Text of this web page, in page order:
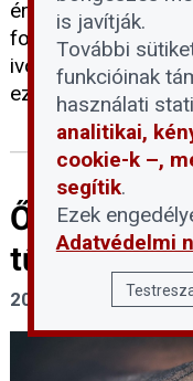
érdemes tisztázni,
fogalma, és miért
ivóvízellátásra az
ezen részein.
Ősztől 5
tűzifa áfája
2026. július 30.
is javítják.
További
funkcióinak
használati
analitikai,
cookie-k –,
segítik.
Ezek
Adatvédelmi